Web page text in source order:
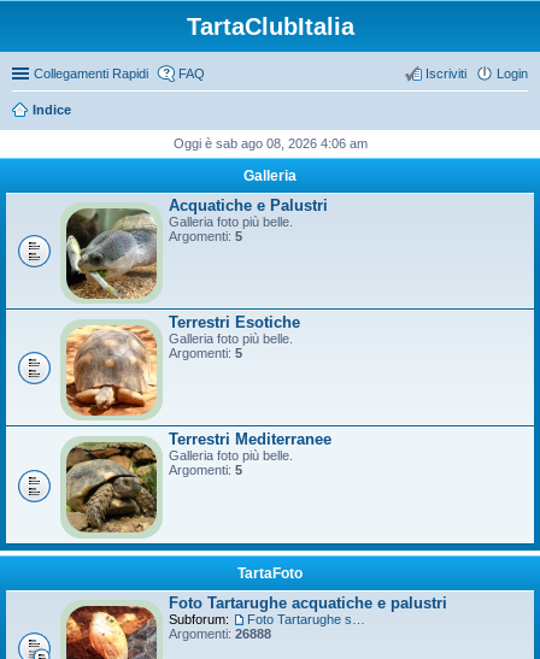
TartaClubItalia
Collegamenti Rapidi FAQ Login
Iscriviti
Indice
Oggi è sab ago 08, 2026 4:06 am
Galleria
Acquatiche e Palustri
Galleria foto più belle.
Argomenti: 5
Terrestri Esotiche
Galleria foto più belle.
Argomenti: 5
Terrestri Mediterranee
Galleria foto più belle.
Argomenti: 5
TartaFoto
Foto Tartarughe acquatiche e palustri
Subforum:
Argomenti: 26888